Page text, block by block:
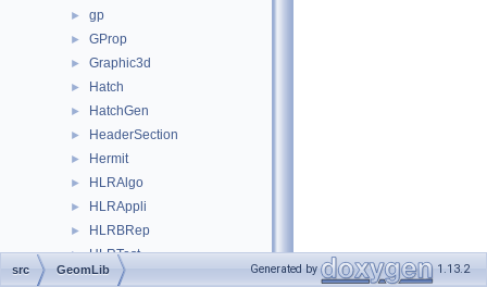
► gp
► GProp
► Graphic3d
► Hatch
► HatchGen
► HeaderSection
► Hermit
► HLRAlgo
► HLRAppli
► HLRBRep
► HLRTest
► HLRTopoBRep
src GeomLib Generated by 1.13.2